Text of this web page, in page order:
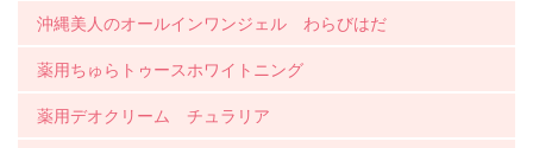
沖縄美人のオールインワンジェル わらびはだ
薬用ちゅらトゥースホワイトニング
薬用デオクリーム チュラリア